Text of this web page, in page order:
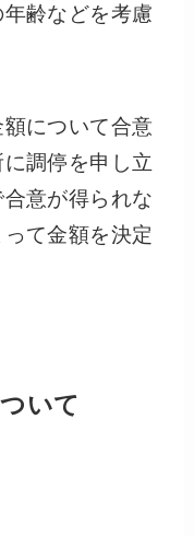
齢などを考慮
について合意
調停を申し立
意が得られな
て金額を決定
いて